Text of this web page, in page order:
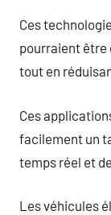
Ces
pourraient être
tout en
Ces
facilement un
temps réel et
Les véhicules